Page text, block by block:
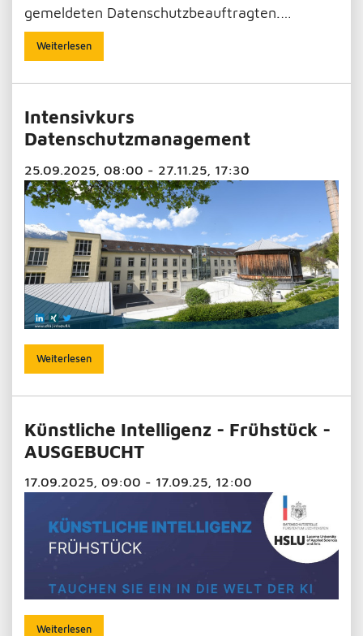
gemeldeten Datenschutzbeauftragten.…
Weiterlesen
Intensivkurs
Datenschutzmanagement
25.09.2025, 08:00 - 27.11.25, 17:30
Weiterlesen
Künstliche Intelligenz - Frühstück -
AUSGEBUCHT
17.09.2025, 09:00 - 17.09.25, 12:00
Weiterlesen